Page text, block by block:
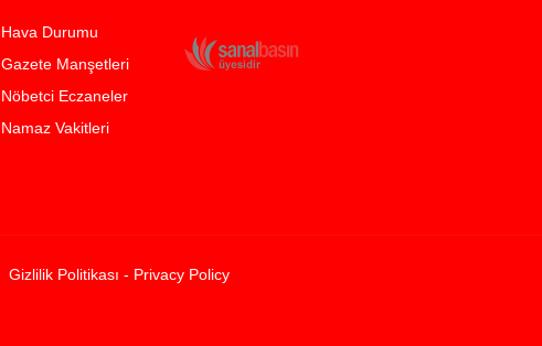
Hava Durumu
Gazete Manşetleri
Nöbetci Eczaneler
Namaz Vakitleri
Gizlilik Politikası - Privacy Policy